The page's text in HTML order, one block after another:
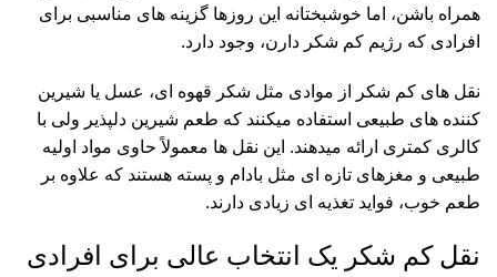
همراه باشن، اما خوشبختانه این روزها گزینه های مناسبی برای
افرادی که رژیم کم شکر دارن، وجود دارد.
نقل های کم شکر از موادی مثل شکر قهوه ای، عسل یا شیرین
کننده های طبیعی استفاده میکنند که طعم شیرین دلپذیر ولی با
کالری کمتری ارائه میدهند. این نقل ها معمولاً حاوی مواد اولیه
طبیعی و مغزهای تازه ای مثل بادام و پسته هستند که علاوه بر
طعم خوب، فواید تغذیه ای زیادی دارند.
نقل کم شکر یک انتخاب عالی برای افرادی